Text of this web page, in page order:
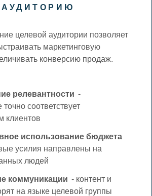
АУДИТОРИЮ
целевой аудитории позволяет
маркетинговую
конверсию продаж.
релевантности -
соответствует
клиентов
использование бюджета
усилия направлены на
людей
коммуникации - контент и
на языке целевой группы